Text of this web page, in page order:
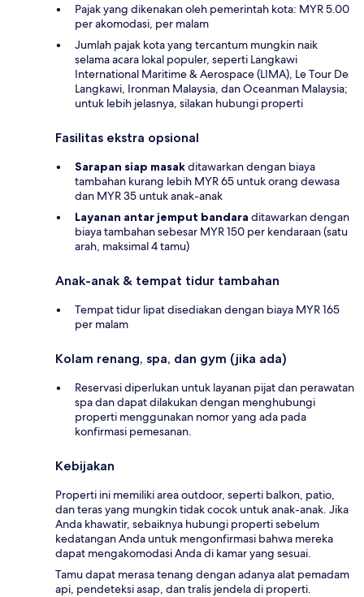
Pajak yang dikenakan oleh pemerintah kota: MYR 5.00
per akomodasi, per malam
Jumlah pajak kota yang tercantum mungkin naik
selama acara lokal populer, seperti Langkawi
International Maritime & Aerospace (LIMA), Le Tour De
Langkawi, Ironman Malaysia, dan Oceanman Malaysia;
untuk lebih jelasnya, silakan hubungi properti
Fasilitas ekstra opsional
Sarapan siap masakditawarkan dengan biaya
tambahan kurang lebih MYR 65 untuk orang dewasa
dan MYR 35 untuk anak-anak
Layanan antar jemput bandara ditawarkan dengan
biaya tambahan sebesar MYR 150 per kendaraan (satu
arah, maksimal 4 tamu)
Anak-anak & tempat tidur tambahan
Tempat tidur lipat disediakan dengan biaya MYR 165
per malam
Kolam renang, spa, dan gym (jika ada)
Reservasi diperlukan untuk layanan pijat dan perawatan
spa dan dapat dilakukan dengan menghubungi
properti menggunakan nomor yang ada pada
konfirmasi pemesanan.
Kebijakan
Properti ini memiliki area outdoor, seperti balkon, patio,
dan teras yang mungkin tidak cocok untuk anak-anak. Jika
Anda khawatir, sebaiknya hubungi properti sebelum
kedatangan Anda untuk mengonfirmasi bahwa mereka
dapat mengakomodasi Anda di kamar yang sesuai.
Tamu dapat merasa tenang dengan adanya alat pemadam
api, pendeteksi asap, dan tralis jendela di properti.